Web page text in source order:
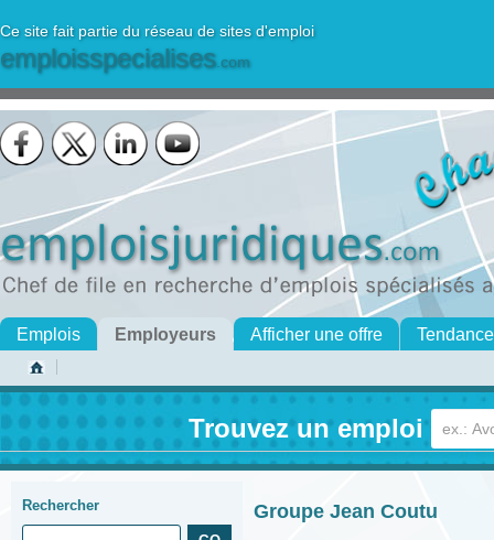
Ce site fait partie du réseau de sites d'emploi
emploisspecialises.com
Emplois Employeurs Afficher une offre
Trouvez un emploi
Rechercher Groupe Jean Coutu